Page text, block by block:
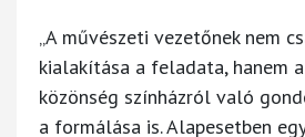
„A művészeti vezetőnek nem
kialakítása a feladata, hanem
közönség színházról való
a formálása is. Alapesetben